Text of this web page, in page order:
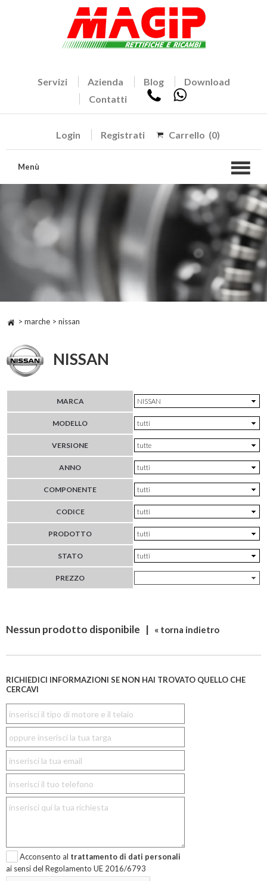
Servizi Azienda Blog
Download
Contatti
Login Registrati Carrello (0)
Menù
> marche > nissan
NISSAN
MARCA
MODELLO
VERSIONE
ANNO
COMPONENTE
CODICE
PRODOTTO
STATO
PREZZO
Nessun prodotto disponibile | « torna indietro
RICHIEDICI INFORMAZIONI SE NON HAI TROVATO QUELLO CHE
CERCAVI
Acconsento al trattamento di dati personali
ai sensi del Regolamento UE 2016/6793